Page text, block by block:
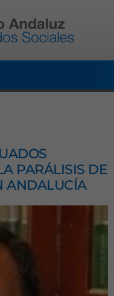
PARÁLISIS DE
ANDALUCÍA